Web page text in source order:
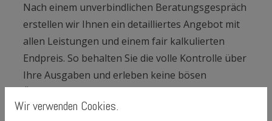
Nach einem unverbindlichen Beratungsgespräch
erstellen wir Ihnen ein detailliertes Angebot mit
allen Leistungen und einem fair kalkulierten
Endpreis. So behalten Sie die volle Kontrolle über
Ihre Ausgaben und erleben keine bösen
Wir verwenden Cookies.